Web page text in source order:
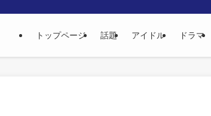
トップページ 話題 アイドル ドラマ